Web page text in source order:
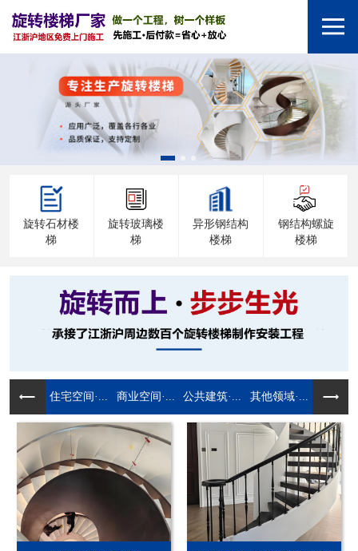
旋转石材楼
梯
旋转玻璃楼
梯
异形钢结构
楼梯
钢结构螺旋
楼梯
住宅空间·... 商业空间·... 公共建筑·... 其他领域·...